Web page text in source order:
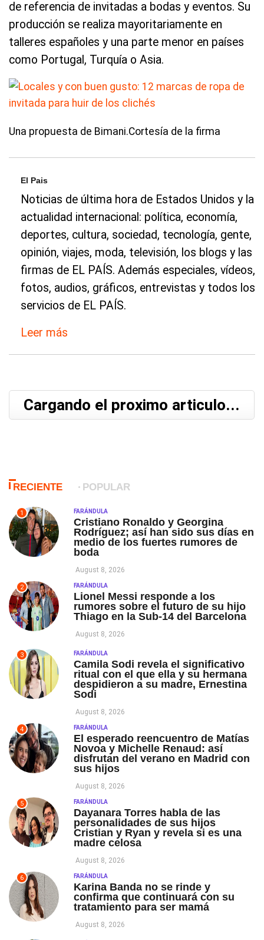
de referencia de invitadas a bodas y eventos. Su
producción se realiza mayoritariamente en
talleres españoles y una parte menor en países
como Portugal, Turquía o Asia.
Una propuesta de Bimani.Cortesía de la firma
El Pais
Noticias de última hora de Estados Unidos y la
actualidad internacional: política, economía,
deportes, cultura, sociedad, tecnología, gente,
opinión, viajes, moda, televisión, los blogs y las
firmas de EL PAÍS. Además especiales, vídeos,
fotos, audios, gráficos, entrevistas y todos los
servicios de EL PAÍS.
Leer más
Cargando el proximo articulo...
RECIENTE POPULAR
1 FARÁNDULA
Cristiano Ronaldo y Georgina
Rodríguez; así han sido sus días en
medio de los fuertes rumores de
boda
August 8, 2026
2 FARÁNDULA
Lionel Messi responde a los
rumores sobre el futuro de su hijo
Thiago en la Sub-14 del Barcelona
August 8, 2026
3 FARÁNDULA
Camila Sodi revela el significativo
ritual con el que ella y su hermana
despidieron a su madre, Ernestina
Sodi
August 8, 2026
4 FARÁNDULA
El esperado reencuentro de Matías
Novoa y Michelle Renaud: así
disfrutan del verano en Madrid con
sus hijos
August 8, 2026
5 FARÁNDULA
Dayanara Torres habla de las
personalidades de sus hijos
Cristian y Ryan y revela si es una
madre celosa
August 8, 2026
6 FARÁNDULA
Karina Banda no se rinde y
confirma que continuará con su
tratamiento para ser mamá
August 8, 2026